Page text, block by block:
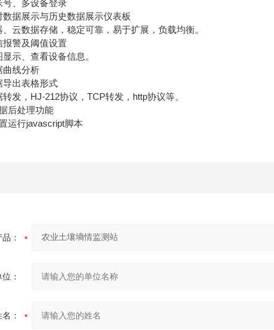
、多设备登录
据展示与历史数据展示仪表板
数据存储，稳定可靠，易于扩展，负载均衡。
警及阈值设置
、查看设备信息。
线分析
出表格形式
，HJ-212协议，TCP转发，http协议等。
处理功能
行javascript脚本
品：
：
：